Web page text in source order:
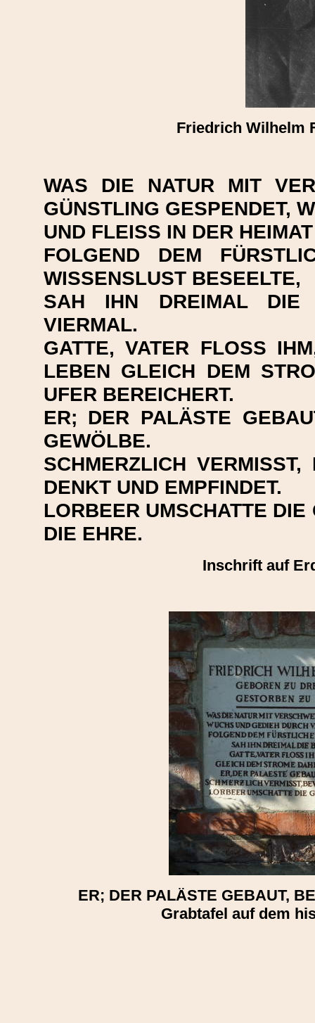
Friedrich Wilhelm
WAS DIE NATUR MIT
GÜNSTLING GESPENDET,
UND FLEISS IN DER
FOLGEND DEM
WISSENSLUST BESEELTE,
SAH IHN DREIMAL DIE
VIERMAL.
GATTE, VATER FLOSS
LEBEN GLEICH DEM
UFER BEREICHERT.
ER; DER PALÄSTE
GEWÖLBE.
SCHMERZLICH
DENKT UND EMPFINDET.
LORBEER UMSCHATTE
DIE EHRE.
Inschrift auf
ER; DER PALÄSTE GEBAUT,
Grabtafel auf dem